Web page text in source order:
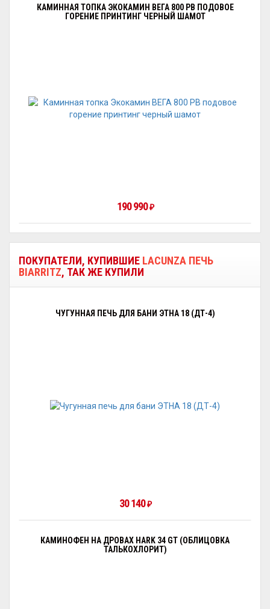
КАМИННАЯ ТОПКА ЭКОКАМИН ВЕГА 800 PB ПОДОВОЕ
ГОРЕНИЕ ПРИНТИНГ ЧЕРНЫЙ ШАМОТ
190 990₽
ПОКУПАТЕЛИ, КУПИВШИЕ LACUNZA ПЕЧЬ
BIARRITZ, ТАК ЖЕ КУПИЛИ
ЧУГУННАЯ ПЕЧЬ ДЛЯ БАНИ ЭТНА 18 (ДТ-4)
30 140₽
КАМИНОФЕН НА ДРОВАХ HARK 34 GT (ОБЛИЦОВКА
ТАЛЬКОХЛОРИТ)